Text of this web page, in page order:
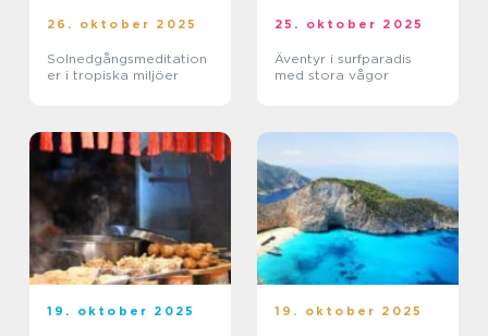
26. oktober 2025
Solnedgångsmeditation
er i tropiska miljöer
25. oktober 2025
Äventyr i surfparadis
med stora vågor
19. oktober 2025 19. oktober 2025